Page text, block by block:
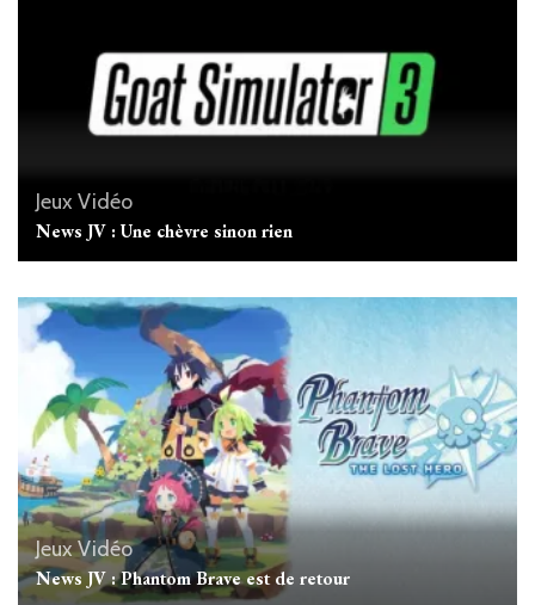
Jeux Vidéo
News JV : Une chèvre sinon rien
Jeux Vidéo
News JV : Phantom Brave est de retour